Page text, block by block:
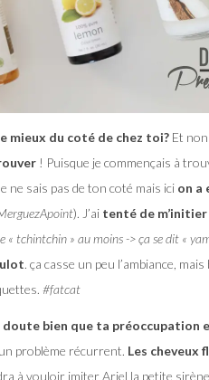
mieux du coté de chez toi? Et
! Puisque je commençais à
ne sais pas de ton coté mais ici on a
). J’ai tenté de
« tchintchin » au moins -> ça se dit «
. ça casse un peu l’ambiance, mais
#fatcat
doute bien que ta
problème récurrent. Les cheveux
à vouloir imiter Ariel la petite